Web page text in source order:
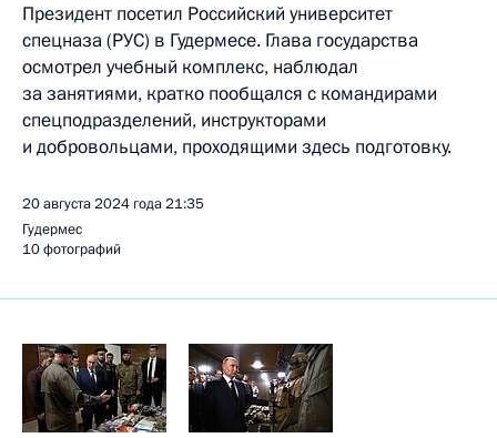
Президент посетил Российский университет
спецназа (РУС) в Гудермесе. Глава государства
осмотрел учебный комплекс, наблюдал
за занятиями, кратко пообщался с командирами
спецподразделений, инструкторами
и добровольцами, проходящими здесь подготовку.
20 августа 2024 года21:35
Гудермес
10 фотографий